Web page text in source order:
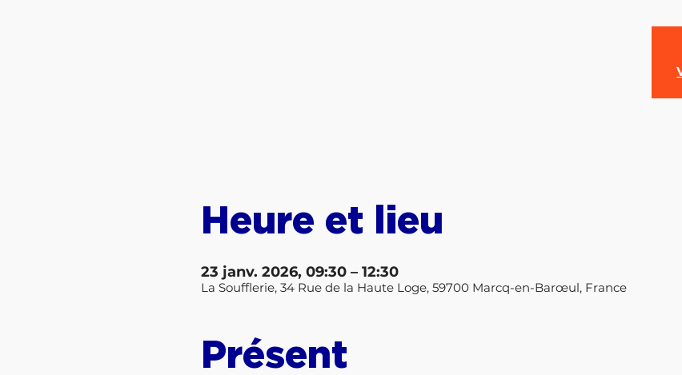
Heure et lieu
23 janv. 2026, 09:30 – 12:30
La Soufflerie, 34 Rue de la Haute Loge, 59700 Marcq-en-Barœul, France
Présent